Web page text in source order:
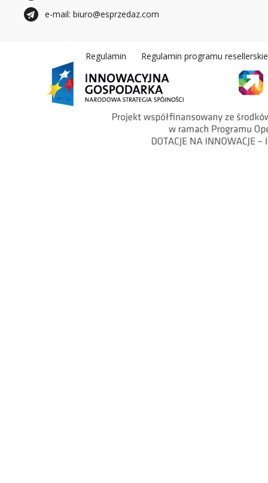
e-mail: biuro@esprzedaz.com
Regulamin Regulamin programu